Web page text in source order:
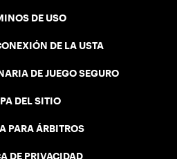
DE USO
DE LA USTA
DE JUEGO SEGURO
DEL SITIO
PARA ÁRBITROS
DE PRIVACIDAD